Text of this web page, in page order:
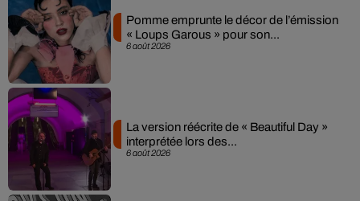
6 août 2026
Pomme emprunte le décor de l’émission
« Loups Garous » pour son...
6 août 2026
La version réécrite de « Beautiful Day »
interprétée lors des...